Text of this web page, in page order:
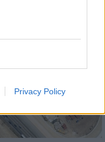
Privacy Policy